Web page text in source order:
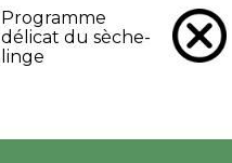
Programme
délicat du sèche-
linge